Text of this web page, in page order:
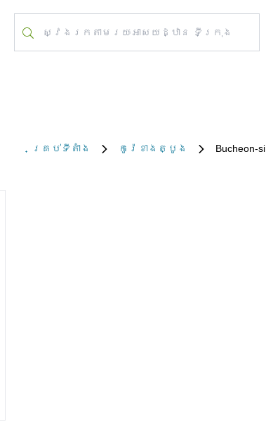
គ្រប់​ទីតាំង កូរ៉េ​ខាង​ត្បូង Bucheon-si